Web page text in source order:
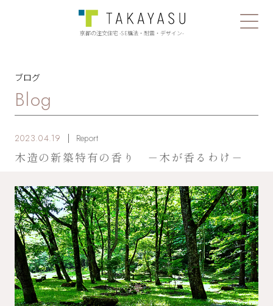
京都の注文住宅 -SE構法・耐震・デザイン-
ブログ
Blog
2023.04.19 Report
木造の新築特有の香り －木が香るわけ－